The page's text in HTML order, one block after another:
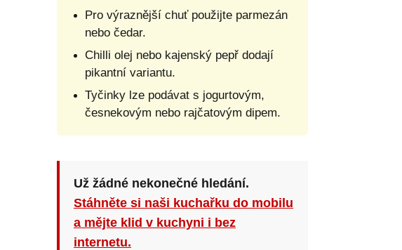
Pro výraznější chuť použijte parmezán
nebo čedar.
Chilli olej nebo kajenský pepř dodají
pikantní variantu.
Tyčinky lze podávat s jogurtovým,
česnekovým nebo rajčatovým dipem.
Už žádné nekonečné hledání.
Stáhněte si naši kuchařku do mobilu
a mějte klid v kuchyni i bez
internetu.